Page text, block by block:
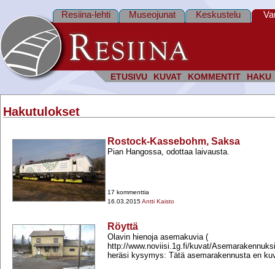
ETUSIVU KUVAT KOMMENTIT HAKU
Resiina-lehti Museojunat Keskustelu
Hakutulokset
Rostock-Kassebohm, Saksa
Pian Hangossa, odottaa laivausta.
17 kommenttia
16.03.2015Antti Kaisto
Röyttä
Olavin hienoja asemakuvia (
http://www.noviisi.1g.fi/kuvat/
heräsi kysymys: Tätä asemarakennusta en